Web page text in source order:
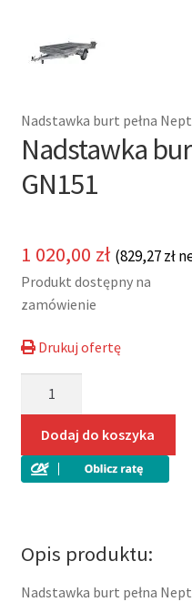
Nowości
Kontakt
Nadstawka burt pełna
Nadstawka
GN151
1 020,00 zł (829,27zł
Produkt dostępny na
zamówienie
Drukuj ofertę
burt
pełna
Neptun
Dodaj do koszyka
Opis produktu:
Nadstawka burt pełna